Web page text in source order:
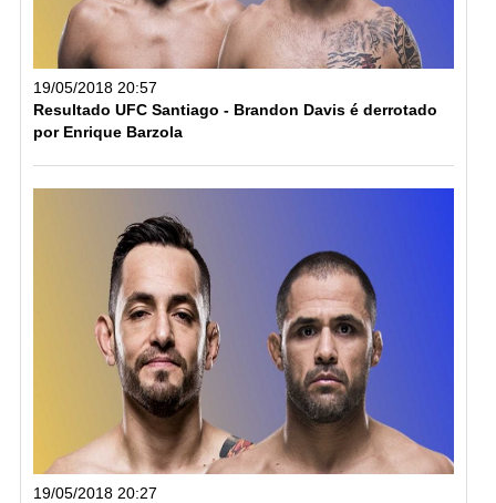
19/05/2018 20:57
Resultado UFC Santiago - Brandon Davis é derrotado
por Enrique Barzola
19/05/2018 20:27